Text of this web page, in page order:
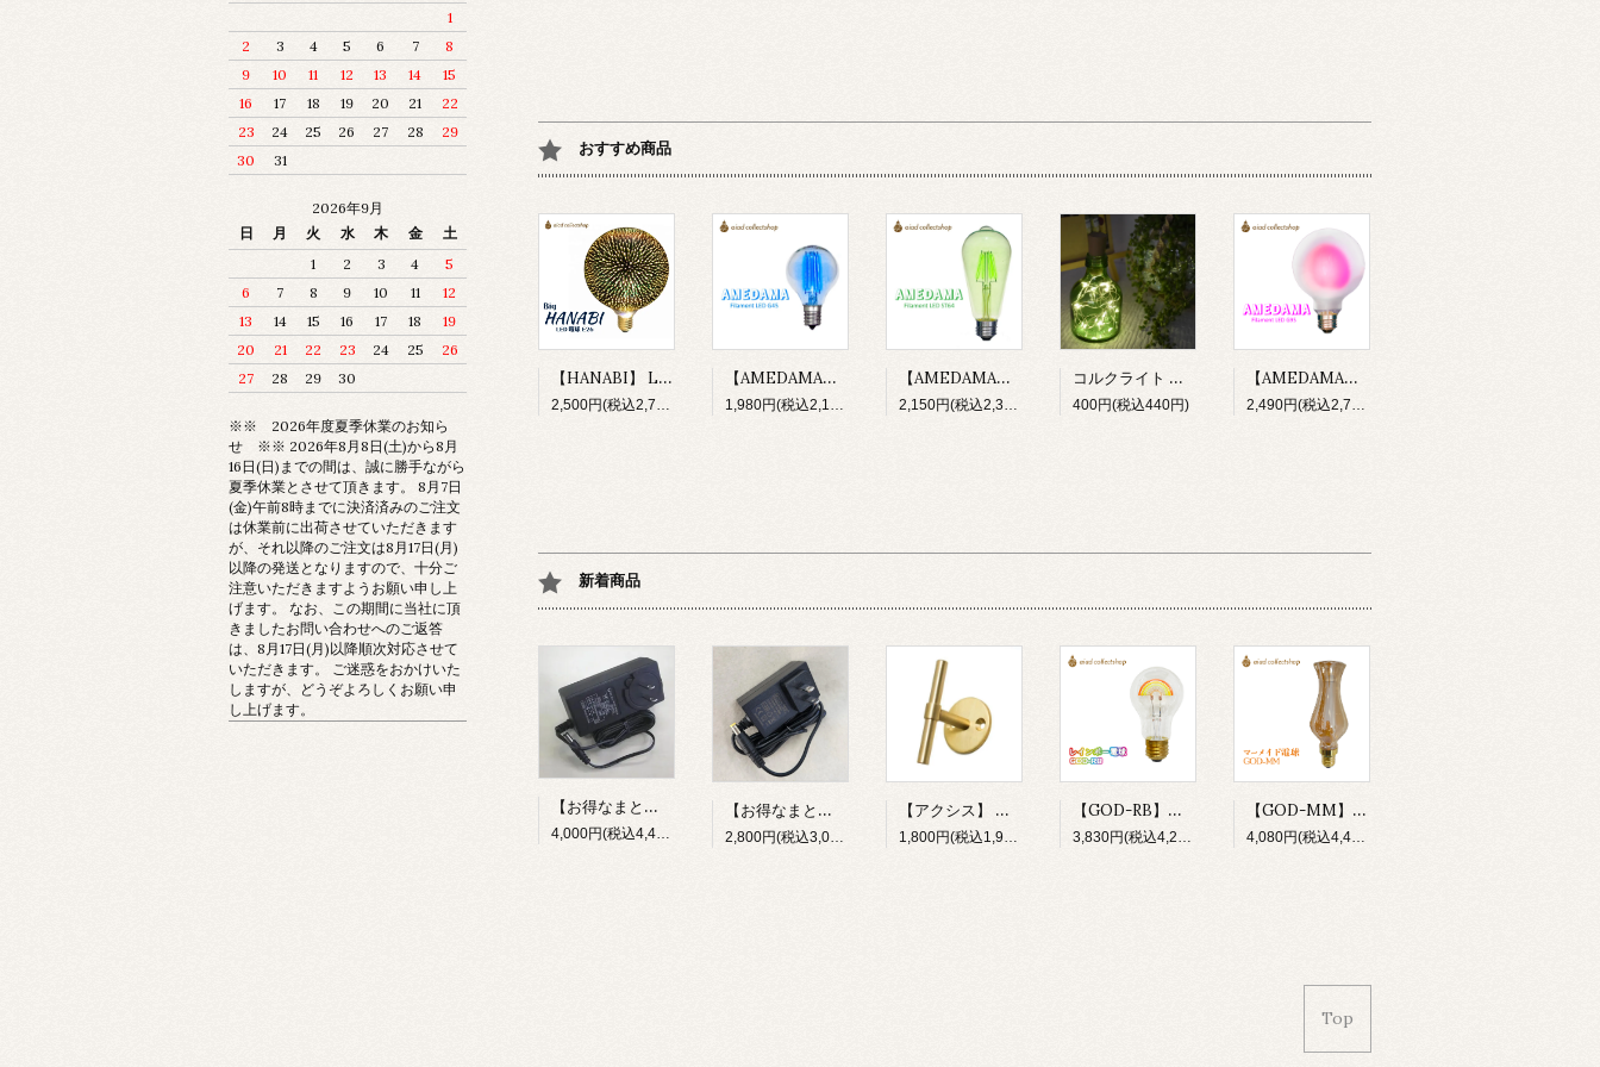
おすすめ商品
【HANABI】 LED電球 花火 100V E26 HNB-G125 大玉 3D ボール型
2,500円(税込2,750円)
【AMEDAMA】 フィラメントLED電球 100V E17 FLDC-G45/B ソーダブルー 青 小型 ボール型
1,980円(税込2,178円)
【AMEDAMA】 フィラメントLED電球 100V E26 FLDC-ST64/G メロングリーン 緑 ST型 なす型
2,150円(税込2,365円)
コルクライト ボトルライト LED 電池付 bottlelight
400円(税込440円)
【AMEDAMA】 フィラメントLED電球 100V E26 FLDF-G95/P モモピンク 桃 フロストガラス ボール型
2,490円(税込2,739円)
新着商品
【お得なまとめ買い15個セット】 ACアダプター（12V/1A）ACアダプター（12V/2A）
4,000円(税込4,400円)
【お得なまとめ買い15個セット】 ACアダプター（12V/1A）
2,800円(税込3,080円)
【アクシス】 ハンドル2wayフック 真鍮 HS3728 【GOD-RB】新商品 おしゃれ電球 LED電球 GOD-RB 虹 レインボー 電球 E26 照明 イベント パーティ 店舗 カフェ 内装 気分転換 プレゼント ギフト 【GOD-MM】LED電球 マーメイド まるで人魚の様なしなやかなカーブの美しい電球。ゴージャスでエレガントな空間づくりにおすすめなおしゃれ電球です。
1
2
3 4 5 6 7
8
9
10 11 12 13 14
15
16
17 18 19 20 21
22
23
24 25 26 27 28
29
30
31
2026年9月
日
月 火 水 木 金
土
1
2 3 4
5
6
7 8 9 10 11
12
13
14 15 16 17 18
19
20
21 22 23 24 25
26
27
28 29 30
※※ 2026年度夏季休業のお知ら
せ ※※ 2026年8月8日(土)から8月
16日(日)までの間は、誠に勝手ながら
夏季休業とさせて頂きます。 8月7日
(金)午前8時までに決済済みのご注文
は休業前に出荷させていただきます
が、それ以降のご注文は8月17日(月)
以降の発送となりますので、十分ご
注意いただきますようお願い申し上
げます。 なお、この期間に当社に頂
きましたお問い合わせへのご返答
は、8月17日(月)以降順次対応させて
いただきます。 ご迷惑をおかけいた
しますが、どうぞよろしくお願い申
し上げます。
Top